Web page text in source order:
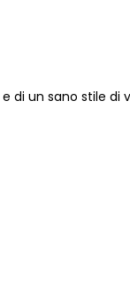
di un sano stile di